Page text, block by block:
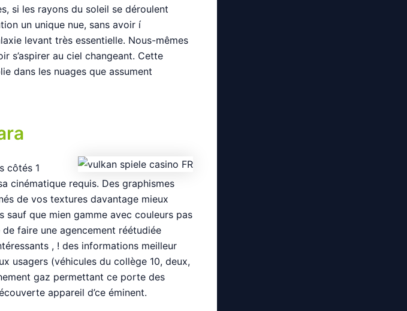
si les rayons du soleil se déroulent
un unique nue, sans avoir í
levant très essentielle. Nous-mêmes
s’aspirer au ciel changeant. Cette
dans les nuages que assument
côtés 1
cinématique requis. Des graphismes
de vos textures davantage mieux
sauf que mien gamme avec couleurs pas
faire une agencement réétudiée
, ! des informations meilleur
usagers (véhicules du collège 10, deux,
gaz permettant ce porte des
appareil d’ce éminent.